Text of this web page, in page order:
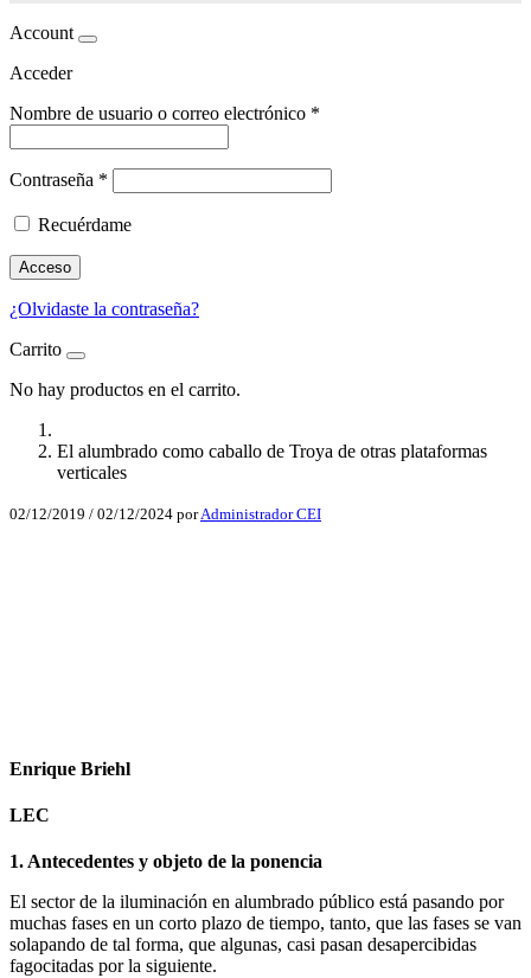
Account
Acceder
Nombre de usuario o correo electrónico *
Contraseña *
Recuérdame
Acceso
¿Olvidaste la contraseña?
Carrito
No hay productos en el carrito.
El alumbrado como caballo de Troya de otras plataformas
verticales
02/12/2019 / 02/12/2024 porAdministrador CEI
Enrique Briehl
LEC
1. Antecedentes y objeto de la ponencia
El sector de la iluminación en alumbrado público está pasando por
muchas fases en un corto plazo de tiempo, tanto, que las fases se van
solapando de tal forma, que algunas, casi pasan desapercibidas
fagocitadas por la siguiente.